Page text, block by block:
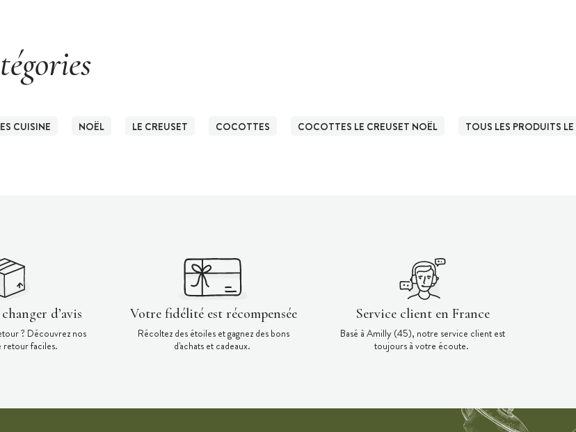
CUISINE NOËL LE CREUSET COCOTTES COCOTTES LE CREUSET NOËL TOUS LES PRODUITS
d’avis
? Découvrez nos
retour faciles.
Votre fidélité est récompensée
Récoltez des étoiles et gagnez des bons
d'achats et cadeaux.
Service client en France
Basé à Amilly (45), notre service client est
toujours à votre écoute.